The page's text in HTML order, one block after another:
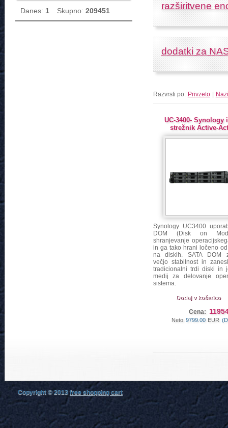
Danes: 1 Skupno: 209451 razširitvene
dodatki za
Razvrsti po: Privzeto
UC-3400- Synology
strežnik Active-
Synology UC3400
DOM (Disk on
shranjevanje
in ga tako hrani ločeno
na diskih. SATA DOM
večjo stabilnost in
tradicionalni trdi diski in
medij za delovanje
sistema.
Dodaj v košarico
Cena:
Neto: 9799.00 EUR
Copyright © 2013free shopping cart